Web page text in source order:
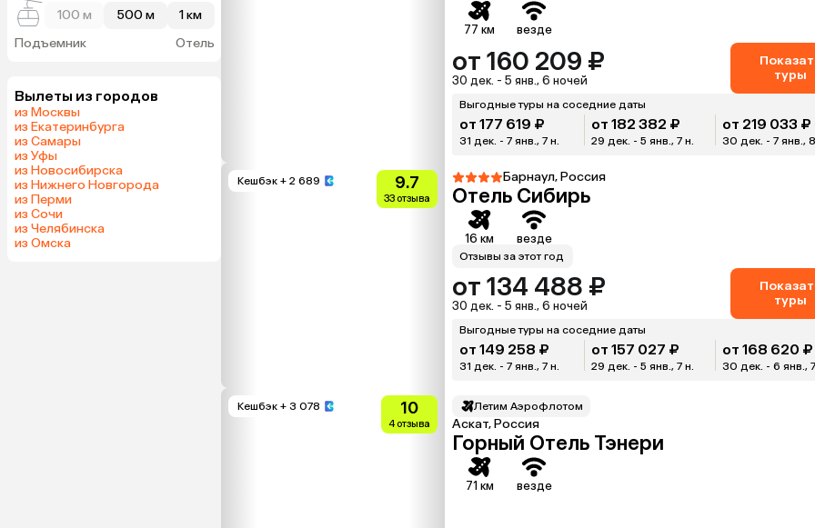
100 м 500 м
1 км
Подъемник
Отель
Вылеты из городов
из Москвы
из Екатеринбурга
из Самары
из Уфы
из Новосибирска
из Нижнего Новгорода
из Перми
из Сочи
из Челябинска
из Омска
77 км везде
от 160 209 ₽
30 дек. - 5 янв., 6 ночей
туры
Выгодные туры на соседние даты
от 177 619 ₽
31 дек. - 7 янв., 7 н.
от 182 382 ₽
29 дек. - 5 янв., 7 н.
от 219 033 ₽
30 дек. - 7 янв.,
Кешбэк + 2 689 9.7
33 отзыва
Барнаул, Россия
Отель Сибирь
16 км везде
Отзывы за этот год
от 134 488 ₽
30 дек. - 5 янв., 6 ночей
туры
Выгодные туры на соседние даты
от 149 258 ₽
31 дек. - 7 янв., 7 н.
от 157 027 ₽
29 дек. - 5 янв., 7 н.
от 168 620 ₽
30 дек. - 6 янв.,
Кешбэк + 3 078 10
4 отзыва
Летим Аэрофлотом
Аскат, Россия
Горный Отель Тэнери
71 км везде